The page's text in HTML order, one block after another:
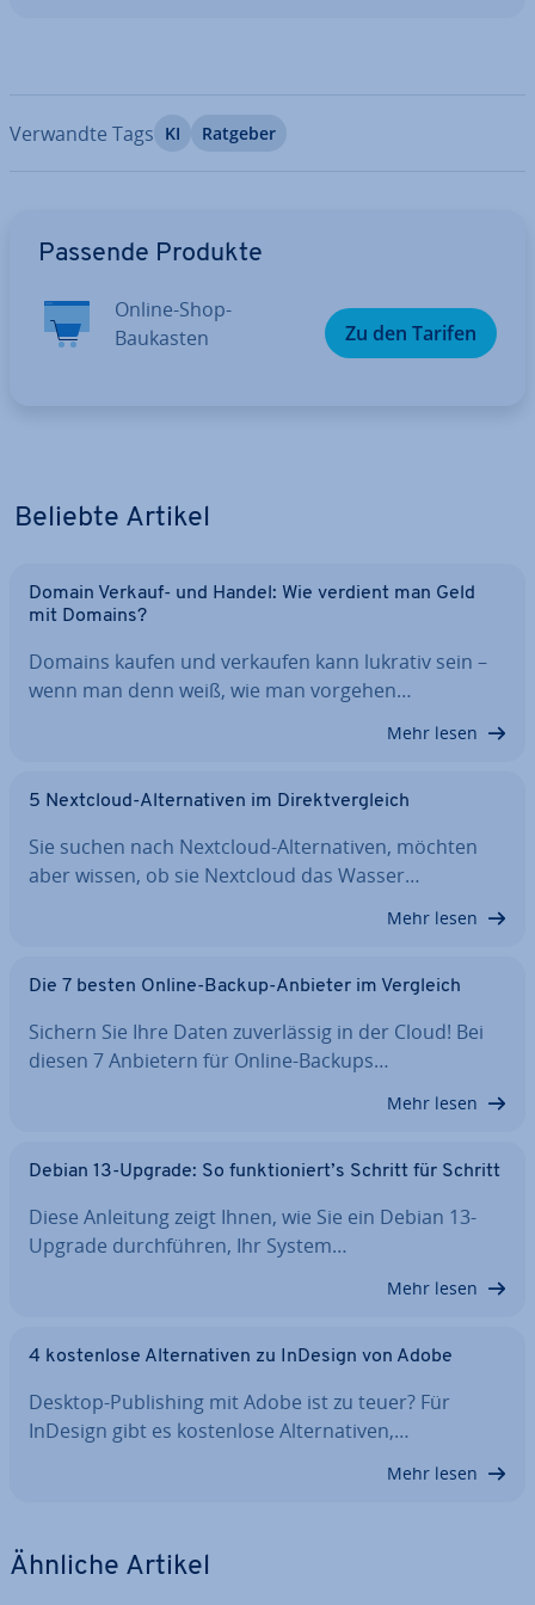
Verwandte Tags KI Ratgeber
Passende Produkte
Online-Shop-
Baukasten
Zu den Tarifen
Beliebte Artikel
Domain Verkauf- und Handel: Wie verdient man Geld
mit Domains?
Domains kaufen und verkaufen kann lukrativ sein –
wenn man denn weiß, wie man vorgehen…
Mehr lesen
5 Nextcloud-Al­ter­na­ti­ven im Di­rekt­ver­gleich
Sie suchen nach Nextcloud-Al­ter­na­ti­ven, möchten
aber wissen, ob sie Nextcloud das Wasser…
Mehr lesen
Die 7 besten Online-Backup-Anbieter im Vergleich
Sichern Sie Ihre Daten zu­ver­läs­sig in der Cloud! Bei
diesen 7 Anbietern für Online-Backups…
Mehr lesen
Debian 13-Upgrade: So funk­tio­niert’s Schritt für Schritt
Diese Anleitung zeigt Ihnen, wie Sie ein Debian 13-
Upgrade durch­füh­ren, Ihr System…
Mehr lesen
4 kos­ten­lo­se Al­ter­na­ti­ven zu InDesign von Adobe
Desktop-Pu­bli­shing mit Adobe ist zu teuer? Für
InDesign gibt es kos­ten­lo­se Al­ter­na­ti­ven,…
Mehr lesen
Ähnliche Artikel